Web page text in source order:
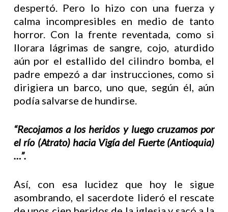
despertó. Pero lo hizo con una fuerza y
calma incompresibles en medio de tanto
horror. Con la frente reventada, como si
llorara lágrimas de sangre, cojo, aturdido
aún por el estallido del cilindro bomba, el
padre empezó a dar instrucciones, como si
dirigiera un barco, uno que, según él, aún
podía salvarse de hundirse.
“Recojamos a los heridos y luego cruzamos por
el río (Atrato) hacia Vigía del Fuerte (Antioquia)
…”.
Así, con esa lucidez que hoy le sigue
asombrando, el sacerdote lideró el rescate